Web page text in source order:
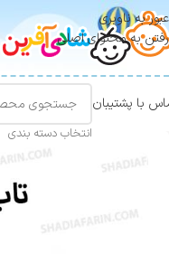
عبور به ناوبری
رفتن به محتوای اصلی
با پشتیبان
انتخاب دسته بندی